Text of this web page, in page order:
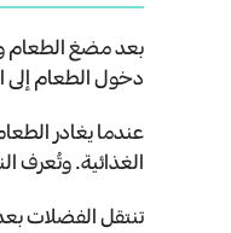
بعد مضغ الطعام
دخول الطعام إلى
عندما يغادر
الغذائية. وتُعرف
تنتقل الفضلات